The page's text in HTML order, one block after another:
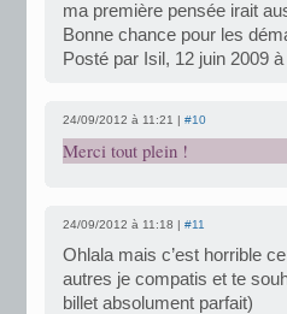
ma première pensée irait
Bonne chance pour les
Posté par Isil, 12 juin 2009
24/09/2012 à 11:21 | #10
Merci tout plein !
24/09/2012 à 11:18 | #11
Ohlala mais c’est horrible
autres je compatis et te
billet absolument parfait)